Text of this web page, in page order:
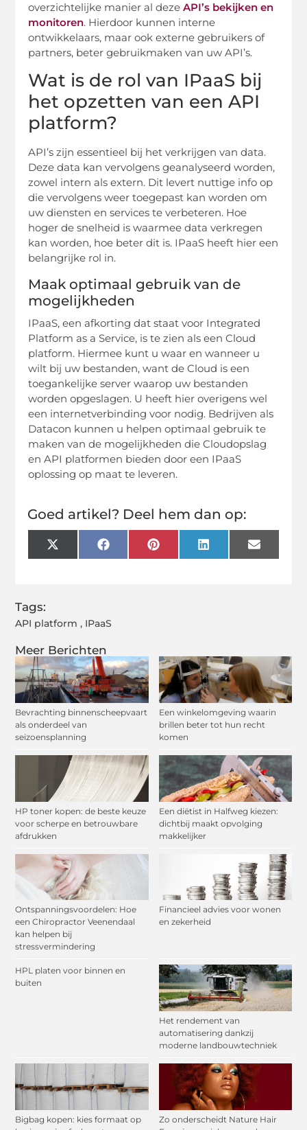
Meer Berichten
Bevrachting binnenscheepvaart
als onderdeel van
seizoensplanning
Een winkelomgeving waarin
brillen beter tot hun recht
komen
HP toner kopen: de beste keuze
voor scherpe en betrouwbare
afdrukken
Een diëtist in Halfweg kiezen:
dichtbij maakt opvolging
makkelijker
Ontspanningsvoordelen: Hoe
een Chiropractor Veenendaal
kan helpen bij
stressvermindering
Financieel advies voor wonen
en zekerheid
HPL platen voor binnen en
buiten
Het rendement van
automatisering dankzij
moderne landbouwtechniek
Bigbag kopen: kies formaat op
Zo onderscheidt Nature Hair
overzichtelijke manier al dezeAPI’s bekijken en
monitoren. Hierdoor kunnen interne
ontwikkelaars, maar ook externe gebruikers of
partners, beter gebruikmaken van uw API’s.
Wat is de rol van IPaaS bij
het opzetten van een API
platform?
API’s zijn essentieel bij het verkrijgen van data.
Deze data kan vervolgens geanalyseerd worden,
zowel intern als extern. Dit levert nuttige info op
die vervolgens weer toegepast kan worden om
uw diensten en services te verbeteren. Hoe
hoger de snelheid is waarmee data verkregen
kan worden, hoe beter dit is. IPaaS heeft hier een
belangrijke rol in.
Maak optimaal gebruik van de
mogelijkheden
IPaaS, een afkorting dat staat voor Integrated
Platform as a Service, is te zien als een Cloud
platform. Hiermee kunt u waar en wanneer u
wilt bij uw bestanden, want de Cloud is een
toegankelijke server waarop uw bestanden
worden opgeslagen. U heeft hier overigens wel
een internetverbinding voor nodig. Bedrijven als
Datacon kunnen u helpen optimaal gebruik te
maken van de mogelijkheden die Cloudopslag
en API platformen bieden door een IPaaS
oplossing op maat te leveren.
Goed artikel? Deel hem dan op:
X
(Twitter)
FacebookPinterestLinkedInEmail
Tags:
API platform , IPaaS